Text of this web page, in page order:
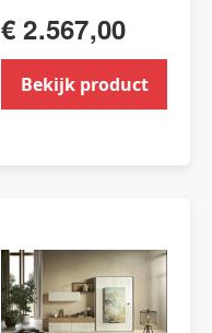
€ 2.567,00
Bekijk product